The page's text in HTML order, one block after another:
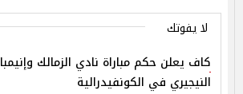
لا يفوتك
كاف يعلن حكم مباراة نادي الزمالك وإنيمبا
النيجيري في الكونفيدرالية